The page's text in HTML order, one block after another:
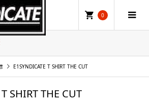
0
E1SYNDICATE T SHIRT THE CUT
SHIRT THE CUT